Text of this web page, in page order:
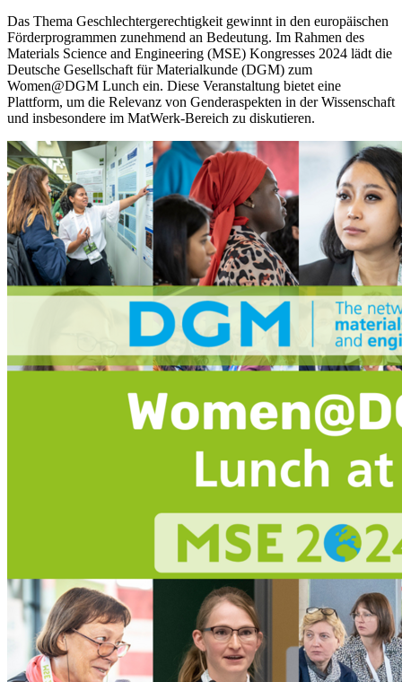
Das Thema Geschlechtergerechtigkeit gewinnt in den europäischen
Förderprogrammen zunehmend an Bedeutung. Im Rahmen des
Materials Science and Engineering (MSE) Kongresses 2024 lädt die
Deutsche Gesellschaft für Materialkunde (DGM) zum
Women@DGM Lunch ein. Diese Veranstaltung bietet eine
Plattform, um die Relevanz von Genderaspekten in der Wissenschaft
und insbesondere im MatWerk-Bereich zu diskutieren.